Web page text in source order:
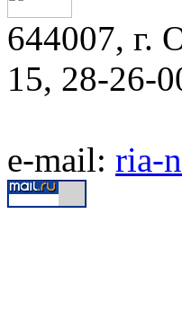
644007, г.
15, 28-26-
e-mail: ria-